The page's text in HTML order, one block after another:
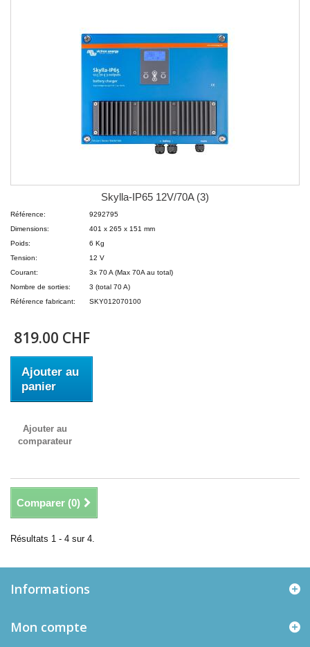
Skylla-IP65 12V/70A (3)
Référence:
9292795
Dimensions:
401 x 265 x 151 mm
Poids:
6 Kg
Tension:
12 V
Courant:
3x 70 A (Max 70A au total)
Nombre de sorties:
3 (total 70 A)
Référence fabricant:
SKY012070100
819.00 CHF
Ajouter au
panier
Ajouter au
comparateur
Comparer (0)
Résultats 1 - 4 sur 4.
Informations
Mon compte